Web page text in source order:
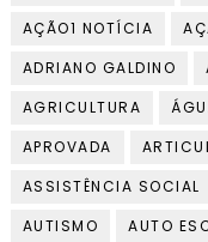
AÇÃO1 NOTÍCIA
ADRIANO GALDINO
AGRICULTURA
APROVADA
ASSISTÊNCIA SOCIAL
AUTISMO
AUTO